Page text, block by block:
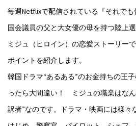
毎週Netflixで配信されている『それでも
国会議員の父と大女優の母を持つ陸上
ミジュ（ヒロイン）の恋愛ストーリー
ポイントを紹介します。
韓国ドラマ“あるある”のお金持ちの王
ったら大間違い！ ミジュの職業はな
訳者”なのです。ドラマ・映画には様々